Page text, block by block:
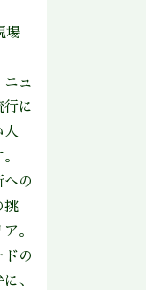
場
ニュ
行に
人
への
挑
。
ドの
、